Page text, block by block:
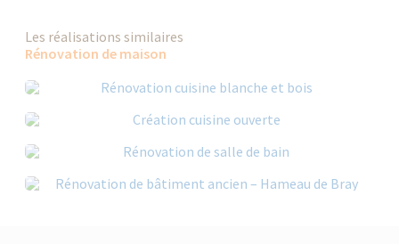
Les réalisations similaires
Rénovation de maison